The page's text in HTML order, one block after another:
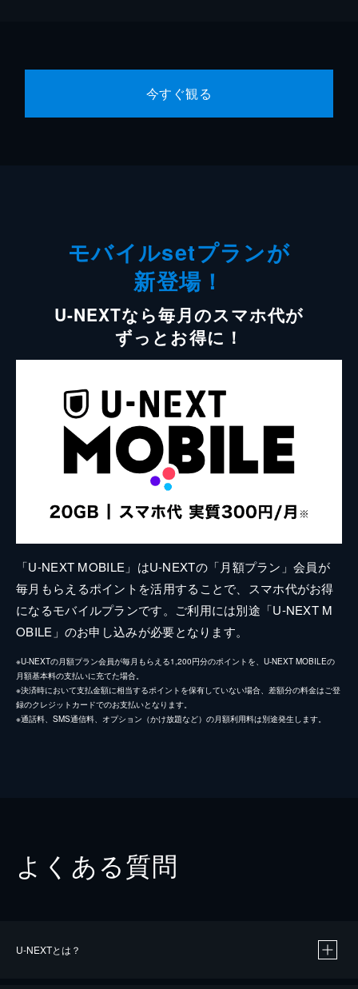
今すぐ観る
モバイルsetプランが
新登場！
U-NEXTなら毎月のスマホ代が
ずっとお得に！
「U-NEXT MOBILE」はU-NEXTの「月額プラン」会員が
毎月もらえるポイントを活用することで、スマホ代がお得
になるモバイルプランです。ご利用には別途「U-NEXT M
OBILE」のお申し込みが必要となります。
※U-NEXTの月額プラン会員が毎月もらえる1,200円分のポイントを、U-NEXT MOBILEの
月額基本料の支払いに充てた場合。
※決済時において支払金額に相当するポイントを保有していない場合、差額分の料金はご登
録のクレジットカードでのお支払いとなります。
※通話料、SMS通信料、オプション（かけ放題など）の月額利用料は別途発生します。
よくある質問
U-NEXTとは？